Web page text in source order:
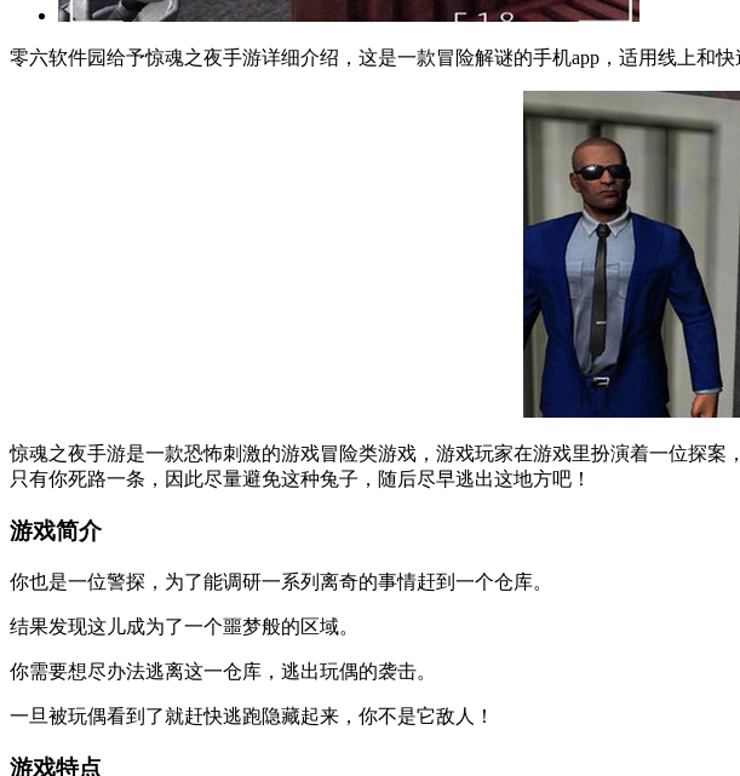
零六软件园给予惊魂之夜手游详细介绍，这是一款冒险解谜的手机app，适用线上和
惊魂之夜手游是一款恐怖刺激的游戏冒险类游戏，游戏玩家在游戏里扮演着一位探
只有你死路一条，因此尽量避免这种兔子，随后尽早逃出这地方吧！
游戏简介
你也是一位警探，为了能调研一系列离奇的事情赶到一个仓库。
结果发现这儿成为了一个噩梦般的区域。
你需要想尽办法逃离这一仓库，逃出玩偶的袭击。
一旦被玩偶看到了就赶快逃跑隐藏起来，你不是它敌人！
游戏特点